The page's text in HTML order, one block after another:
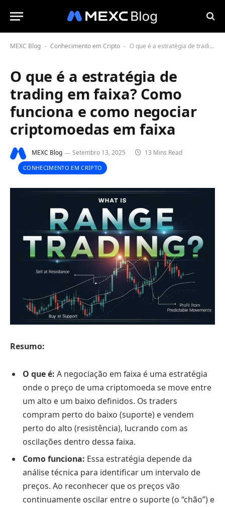
MEXC Blog - Conhecimento em Cripto - O que é a estratégia de trading em faixa? Como funciona e como negociar criptomoedas em faixa
O que é a estratégia de
trading em faixa? Como
funciona e como negociar
criptomoedas em faixa
MEXC Blog Setembro 13, 2025 13 Mins Read
CONHECIMENTO EM CRIPTO
Resumo:
O que é: A negociação em faixa é uma estratégia
onde o preço de uma criptomoeda se move entre
um alto e um baixo definidos. Os traders
compram perto do baixo (suporte) e vendem
perto do alto (resistência), lucrando com as
oscilações dentro dessa faixa.
Como funciona: Essa estratégia depende da
análise técnica para identificar um intervalo de
preços. Ao reconhecer que os preços vão
continuamente oscilar entre o suporte (o “chão”) e